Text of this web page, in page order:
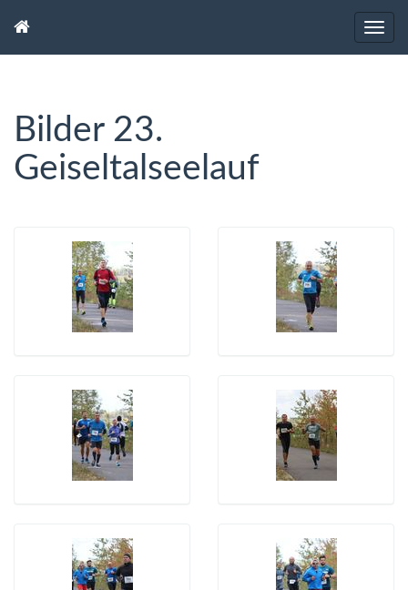
Bilder 23.
Geiseltalseelauf